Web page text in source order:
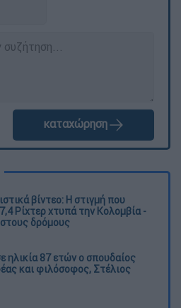
καταχώρηση
βίντεο: Η στιγμή που
Ρίχτερ χτυπά την Κολομβία -
δρόμους
ηλικία 87 ετών ο σπουδαίος
και φιλόσοφος, Στέλιος